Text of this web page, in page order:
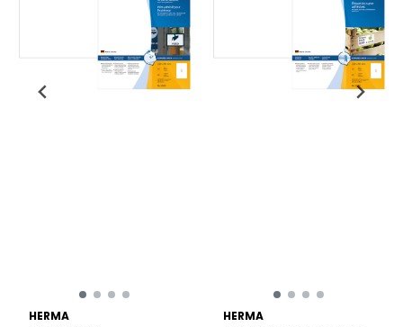
HERMA HERMA